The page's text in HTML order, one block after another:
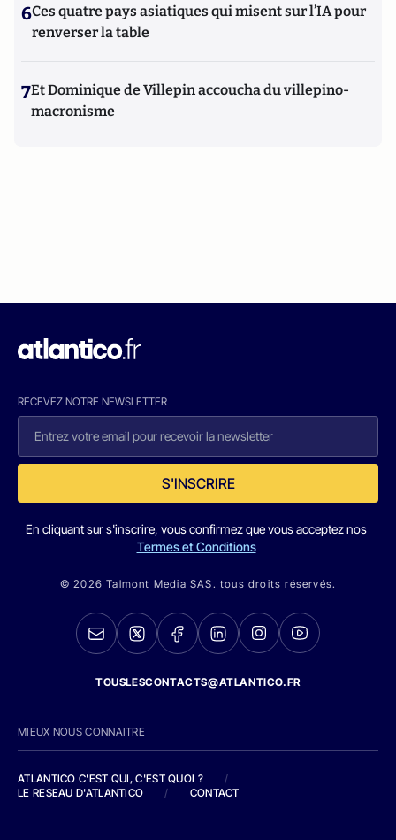
6Ces quatre pays asiatiques qui misent sur l’IA pour
renverser la table
7Et Dominique de Villepin accoucha du villepino-
macronisme
RECEVEZ NOTRE NEWSLETTER
S'INSCRIRE
En cliquant sur s'inscrire, vous confirmez que vous acceptez nos
Termes et Conditions
© 2026 Talmont Media SAS. tous droits réservés.
TOUSLESCONTACTS@ATLANTICO.FR
MIEUX NOUS CONNAITRE
ATLANTICO C'EST QUI, C'EST QUOI ?
/
LE RESEAU D'ATLANTICO
/ CONTACT